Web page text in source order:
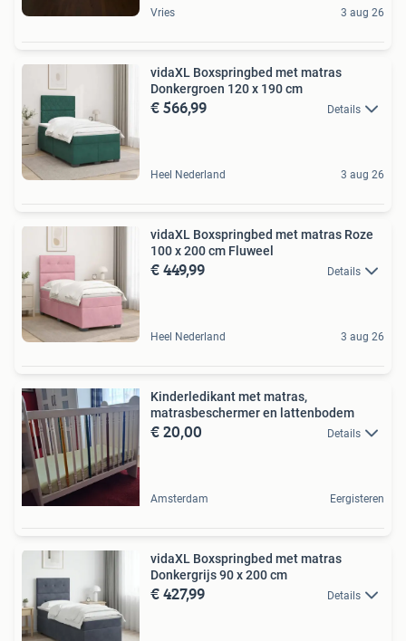
Vries 3 aug 26
vidaXL Boxspringbed met matras
Donkergroen 120 x 190 cm
€ 566,99 Details
Heel Nederland 3 aug 26
vidaXL Boxspringbed met matras Roze
100 x 200 cm Fluweel
€ 449,99 Details
Heel Nederland 3 aug 26
Kinderledikant met matras,
matrasbeschermer en lattenbodem
€ 20,00 Details
Amsterdam Eergisteren
vidaXL Boxspringbed met matras
Donkergrijs 90 x 200 cm
€ 427,99 Details